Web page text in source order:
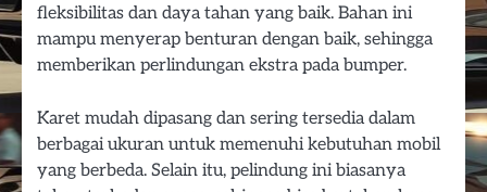
fleksibilitas dan daya tahan yang baik. Bahan ini
mampu menyerap benturan dengan baik, sehingga
memberikan perlindungan ekstra pada bumper.
Karet mudah dipasang dan sering tersedia dalam
berbagai ukuran untuk memenuhi kebutuhan mobil
yang berbeda. Selain itu, pelindung ini biasanya